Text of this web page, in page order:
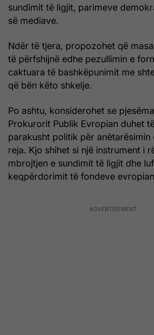
sundimit të ligjit, parimeve
së mediave.
Ndër të tjera, propozohet që
të përfshijnë edhe pezullimin e
caktuara të bashkëpunimit me
që bën këto shkelje.
Po ashtu, konsiderohet se
Prokurorit Publik Evropian duhet
parakusht politik për anëtarësimin
reja. Kjo shihet si një instrument i
mbrojtjen e sundimit të ligjit dhe
keqpërdorimit të fondeve